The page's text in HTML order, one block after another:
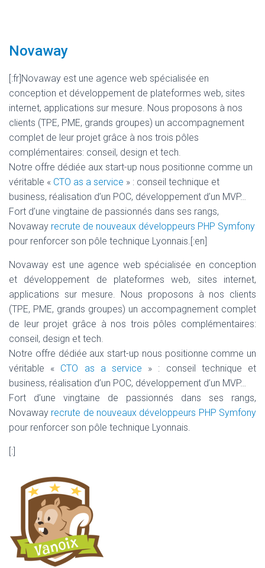
Novaway
[:fr]Novaway est une agence web spécialisée en
conception et développement de plateformes web, sites
internet, applications sur mesure. Nous proposons à nos
clients (TPE, PME, grands groupes) un accompagnement
complet de leur projet grâce à nos trois pôles
complémentaires: conseil, design et tech.
Notre offre dédiée aux start-up nous positionne comme un
véritable « CTO as a service » : conseil technique et
business, réalisation d’un POC, développement d’un MVP…
Fort d’une vingtaine de passionnés dans ses rangs,
Novaway recrute de nouveaux développeurs PHP Symfony
pour renforcer son pôle technique Lyonnais.[:en]
Novaway est une agence web spécialisée en conception
et développement de plateformes web, sites internet,
applications sur mesure. Nous proposons à nos clients
(TPE, PME, grands groupes) un accompagnement complet
de leur projet grâce à nos trois pôles complémentaires:
conseil, design et tech.
Notre offre dédiée aux start-up nous positionne comme un
véritable « CTO as a service » : conseil technique et
business, réalisation d’un POC, développement d’un MVP…
Fort d’une vingtaine de passionnés dans ses rangs,
Novaway recrute de nouveaux développeurs PHP Symfony
pour renforcer son pôle technique Lyonnais.
[:]